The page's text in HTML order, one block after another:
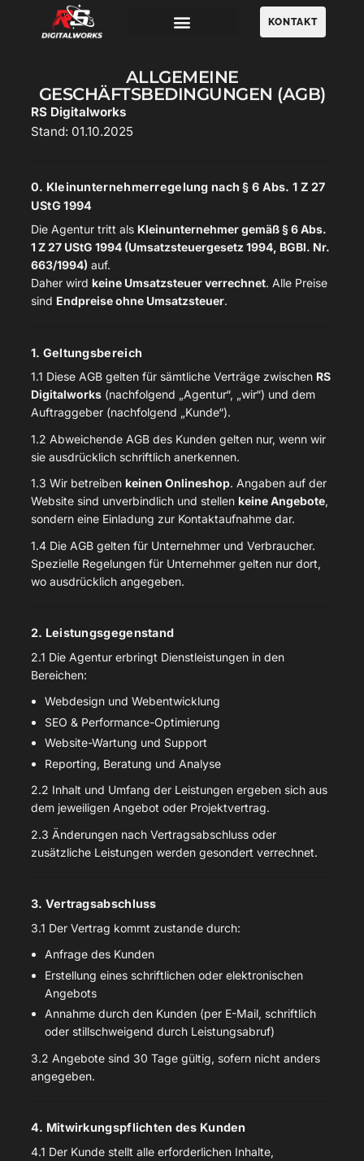
KONTAKT
ALLGEMEINE
GESCHÄFTSBEDINGUNGEN (AGB)
RS Digitalworks
Stand: 01.10.2025
0. Kleinunternehmerregelung nach § 6 Abs. 1 Z 27
UStG 1994
Die Agentur tritt als Kleinunternehmer gemäß § 6 Abs.
1 Z 27 UStG 1994 (Umsatzsteuergesetz 1994, BGBl. Nr.
663/1994) auf.
Daher wird keine Umsatzsteuer verrechnet. Alle Preise
sind Endpreise ohne Umsatzsteuer.
1. Geltungsbereich
1.1 Diese AGB gelten für sämtliche Verträge zwischen RS
Digitalworks(nachfolgend „Agentur“, „wir“) und dem
Auftraggeber (nachfolgend „Kunde“).
1.2 Abweichende AGB des Kunden gelten nur, wenn wir
sie ausdrücklich schriftlich anerkennen.
1.3 Wir betreiben keinen Onlineshop. Angaben auf der
Website sind unverbindlich und stellen keine Angebote,
sondern eine Einladung zur Kontaktaufnahme dar.
1.4 Die AGB gelten für Unternehmer und Verbraucher.
Spezielle Regelungen für Unternehmer gelten nur dort,
wo ausdrücklich angegeben.
2. Leistungsgegenstand
2.1 Die Agentur erbringt Dienstleistungen in den
Bereichen:
Webdesign und Webentwicklung
SEO & Performance-Optimierung
Website-Wartung und Support
Reporting, Beratung und Analyse
2.2 Inhalt und Umfang der Leistungen ergeben sich aus
dem jeweiligen Angebot oder Projektvertrag.
2.3 Änderungen nach Vertragsabschluss oder
zusätzliche Leistungen werden gesondert verrechnet.
3. Vertragsabschluss
3.1 Der Vertrag kommt zustande durch:
Anfrage des Kunden
Erstellung eines schriftlichen oder elektronischen
Angebots
Annahme durch den Kunden (per E-Mail, schriftlich
oder stillschweigend durch Leistungsabruf)
3.2 Angebote sind 30 Tage gültig, sofern nicht anders
angegeben.
4. Mitwirkungspflichten des Kunden
4.1 Der Kunde stellt alle erforderlichen Inhalte,